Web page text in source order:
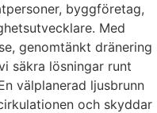
byggföretag,
Med
genomtänkt dränering
säkra lösningar runt
välplanerad ljusbrunn
och skyddar